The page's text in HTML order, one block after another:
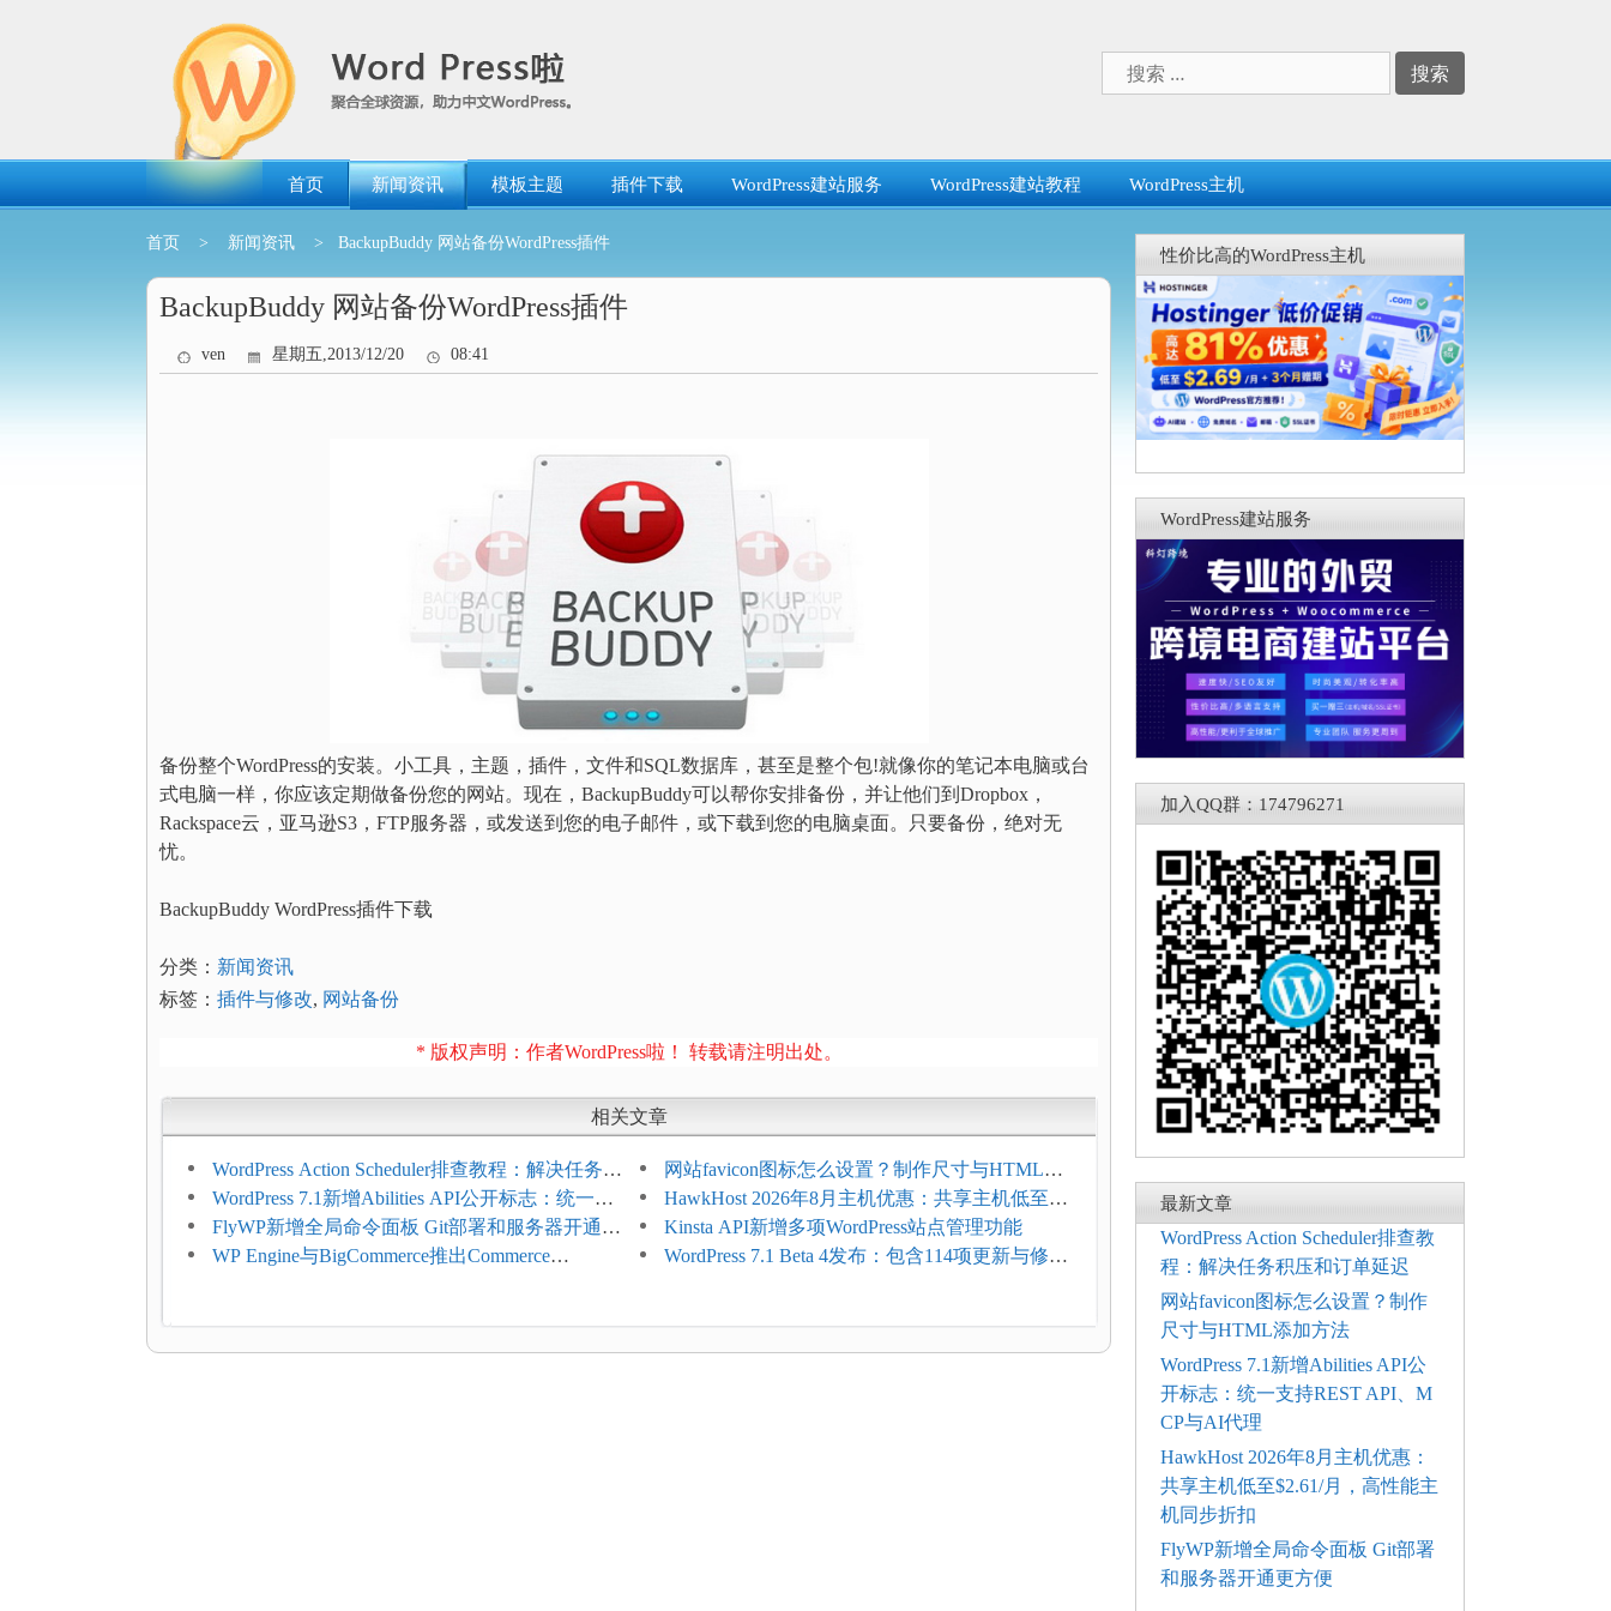
索：
首页 新闻资讯 模板主题 插件下载 WordPress建站服务 WordPress建站教程 WordPress主机
首页 > 新闻资讯 > BackupBuddy 网站备份WordPress插件
BackupBuddy 网站备份WordPress插件
ven 星期五,2013/12/20 08:41
备份整个WordPress的安装。小工具，主题，插件，文件和SQL数据库，甚至是整个包!就像你的笔记本电脑或台
式电脑一样，你应该定期做备份您的网站。现在，BackupBuddy可以帮你安排备份，并让他们到Dropbox，
Rackspace云，亚马逊S3，FTP服务器，或发送到您的电子邮件，或下载到您的电脑桌面。只要备份，绝对无
忧。
BackupBuddy WordPress插件下载
分类： 新闻资讯
标签： 插件与修改, 网站备份
* 版权声明：作者WordPress啦！ 转载请注明出处。
相关文章
WordPress Action Scheduler排查教程：解决任务积
压和订单延迟
网站favicon图标怎么设置？制作尺寸与HTML添
加方法
WordPress 7.1新增Abilities API公开标志：统一支
持REST API、MCP与AI代理
HawkHost 2026年8月主机优惠：共享主机低至
$2.61/月，高性能主机同步折扣
FlyWP新增全局命令面板 Git部署和服务器开通更
方便
Kinsta API新增多项WordPress站点管理功能
WP Engine与BigCommerce推出Commerce
WordPress 7.1 Beta 4发布：包含114项更新与修
性价比高的WordPress主机
WordPress建站服务
加入QQ群：174796271
最新文章
WordPress Action Scheduler排查教
程：解决任务积压和订单延迟
网站favicon图标怎么设置？制作
尺寸与HTML添加方法
WordPress 7.1新增Abilities API公
开标志：统一支持REST API、M
CP与AI代理
HawkHost 2026年8月主机优惠：
共享主机低至$2.61/月，高性能主
机同步折扣
FlyWP新增全局命令面板 Git部署
和服务器开通更方便